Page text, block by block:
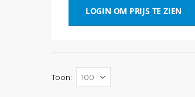
LOGIN OM PRIJS TE ZIEN
Toon